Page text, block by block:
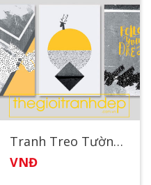
Tranh Treo Tường Canvas Nghệ Thuật Follow Your Dream
VNĐ